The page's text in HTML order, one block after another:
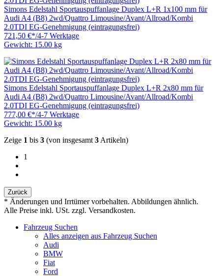
Simons Edelstahl Sportauspuffanlage Duplex L+R 1x100 mm für
Audi A4 (B8) 2wd/Quattro Limousine/Avant/Allroad/Kombi
2.0TDI EG-Genehmigung (eintragungsfrei)
721,50 €*/4-7 Werktage
Gewicht: 15.00 kg
Simons Edelstahl Sportauspuffanlage Duplex L+R 2x80 mm für
Audi A4 (B8) 2wd/Quattro Limousine/Avant/Allroad/Kombi
2.0TDI EG-Genehmigung (eintragungsfrei)
777,00 €*/4-7 Werktage
Gewicht: 15.00 kg
Zeige 1 bis 3 (von insgesamt 3 Artikeln)
1
Zurück
* Änderungen und Irrtümer vorbehalten. Abbildungen ähnlich.
Alle Preise inkl. USt. zzgl. Versandkosten.
Fahrzeug Suchen
Alles anzeigen aus Fahrzeug Suchen
Audi
BMW
Fiat
Ford